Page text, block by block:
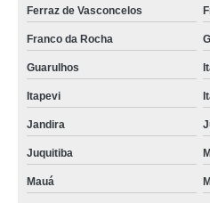
Ferraz de Vasconcelos
Franco da Rocha
Guarulhos
Itapevi
Jandira
Juquitiba
Mauá